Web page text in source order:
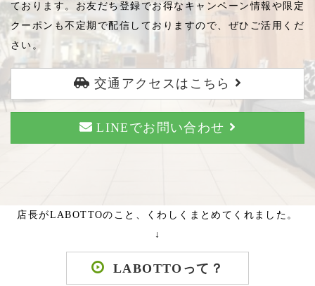
ております。お友だち登録でお得なキャンペーン情報や限定
クーポンも不定期で配信しておりますので、ぜひご活用くだ
さい。
交通アクセスはこちら
LINEでお問い合わせ
店長がLABOTTOのこと、くわしくまとめてくれました。
↓
LABOTTOって？